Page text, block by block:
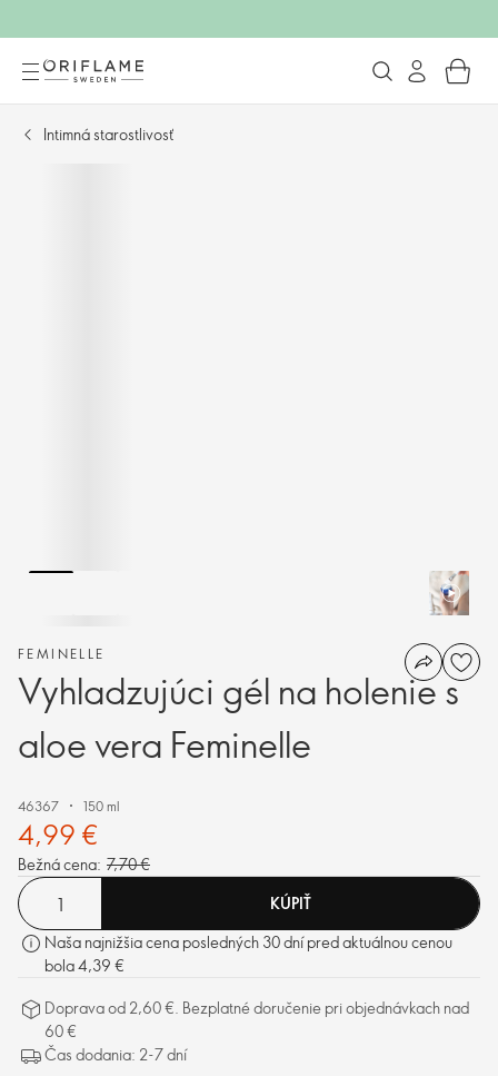
Intimná starostlivosť
FEMINELLE
Vyhladzujúci gél na holenie s
aloe vera Feminelle
46367 150 ml
4,99 €
Bežná cena: 7,70 €
KÚPIŤ
Naša najnižšia cena posledných 30 dní pred aktuálnou cenou
bola 4,39 €
Doprava od 2,60 €. Bezplatné doručenie pri objednávkach nad
60 €
Čas dodania: 2-7 dní